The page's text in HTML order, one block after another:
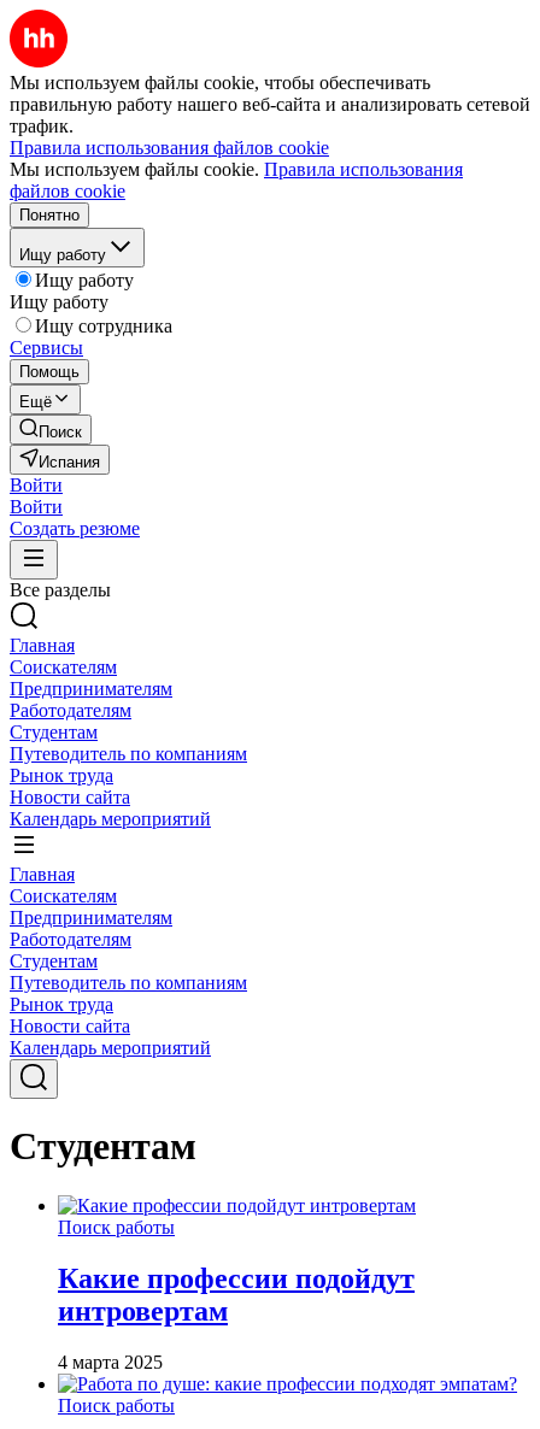
Мы используем файлы cookie, чтобы обеспечивать
правильную работу нашего веб-сайта и анализировать сетевой
трафик.
Правила использования файлов cookie
Мы используем файлы cookie. Правила использования
файлов cookie
Понятно
Ищу работу
Ищу работу
Ищу работу
Ищу сотрудника
Сервисы
Помощь
Ещё
Поиск
Испания
Войти
Войти
Создать резюме
Все разделы
Главная
Соискателям
Предпринимателям
Работодателям
Студентам
Путеводитель по компаниям
Рынок труда
Новости сайта
Календарь мероприятий
Главная
Соискателям
Предпринимателям
Работодателям
Студентам
Путеводитель по компаниям
Рынок труда
Новости сайта
Календарь мероприятий
Студентам
Поиск работы
Какие профессии подойдут
интровертам
4 марта 2025
Поиск работы